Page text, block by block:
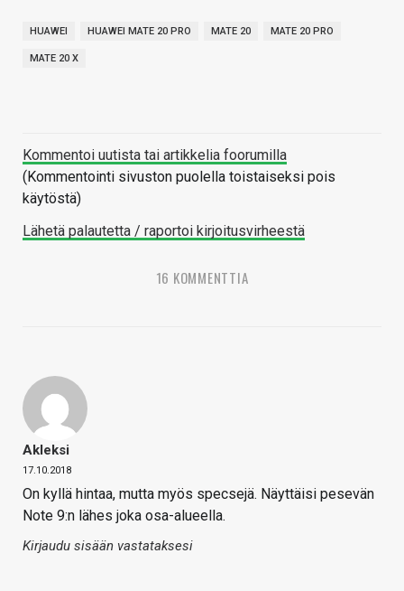
HUAWEI HUAWEI MATE 20 PRO MATE 20 MATE 20 PRO
MATE 20 X
Kommentoi uutista tai artikkelia foorumilla
(Kommentointi sivuston puolella toistaiseksi pois
käytöstä)
Lähetä palautetta / raportoi kirjoitusvirheestä
16 KOMMENTTIA
Akleksi
17.10.2018
On kyllä hintaa, mutta myös specsejä. Näyttäisi pesevän
Note 9:n lähes joka osa-alueella.
Kirjaudu sisään vastataksesi